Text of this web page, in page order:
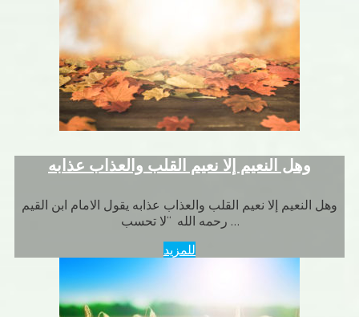
وهل النعيم إلا نعيم القلب والعذاب عذابه
وهل النعيم إلا نعيم القلب والعذاب عذابه يقول الامام ابن القيم
رحمه الله “لا تحسب …
للمزيد